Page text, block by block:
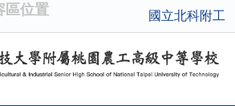
區位置 國立北科附工